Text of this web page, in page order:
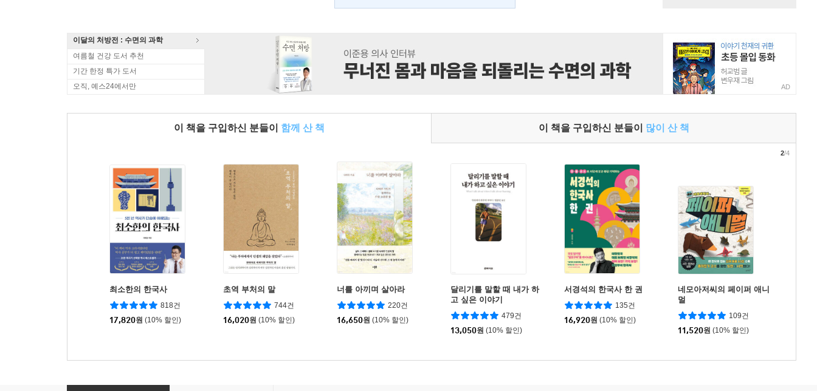
이달의 처방전 : 수면의 과학
여름철 건강 도서 추천
기간 한정 특가 도서
오직, 예스24에서만
AD
이 책을 구입하신 분들이 함께 산 책 이 책을 구입하신 분들이 많이 산 책
최소한의 한국사
818건
17,820원 (10% 할인)
초역 부처의 말
744건
16,020원 (10% 할인)
너를 아끼며 살아라
220건
16,650원 (10% 할인)
달리기를 말할 때 내가 하
고 싶은 이야기
479건
13,050원 (10% 할인)
서경석의 한국사 한 권
135건
16,920원 (10% 할인)
네모아저씨의 페이퍼 애니
멀
109건
11,520원 (10% 할인)
2/4